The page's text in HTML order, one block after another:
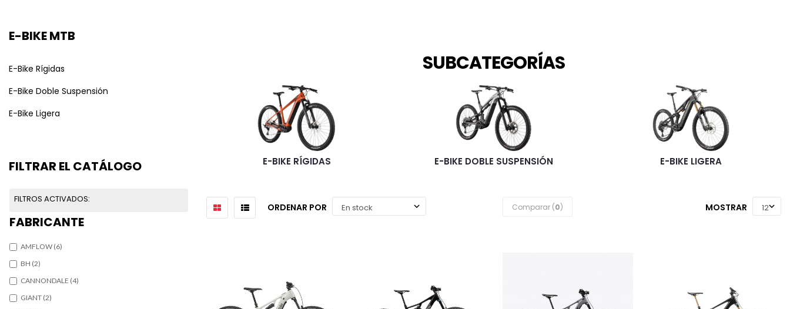
E-BIKE MTB
E-Bike Rígidas
E-Bike Doble Suspensión
E-Bike Ligera
FILTRAR EL CATÁLOGO
FILTROS ACTIVADOS:
FABRICANTE
AMFLOW (6)
BH (2)
CANNONDALE (4)
GIANT (2)
SUBCATEGORÍAS
E-BIKE RÍGIDAS E-BIKE DOBLE SUSPENSIÓN E-BIKE LIGERA
ORDENAR POR Comparar (0) MOSTRAR